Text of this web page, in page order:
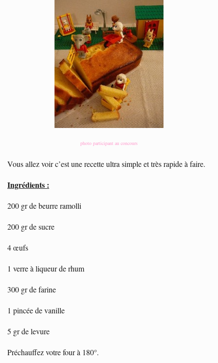
photo participant au concours
Vous allez voir c’est une recette ultra simple et très rapide à faire.
Ingrédients :
200 gr de beurre ramolli
200 gr de sucre
4 œufs
1 verre à liqueur de rhum
300 gr de farine
1 pincée de vanille
5 gr de levure
Préchauffez votre four à 180°.